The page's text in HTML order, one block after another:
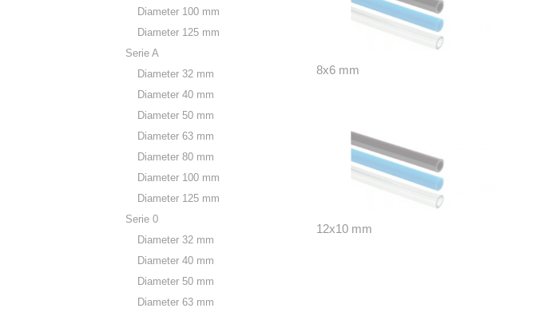
Diameter 100 mm
Diameter 125 mm
Serie A
Diameter 32 mm
Diameter 40 mm
Diameter 50 mm
Diameter 63 mm
Diameter 80 mm
Diameter 100 mm
Diameter 125 mm
Serie 0
Diameter 32 mm
Diameter 40 mm
Diameter 50 mm
Diameter 63 mm
8x6 mm
12x10 mm